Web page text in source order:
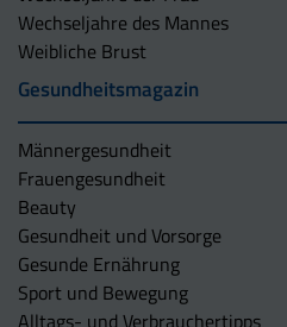
Wechseljahre des Mannes
Weibliche Brust
Gesundheitsmagazin
Männergesundheit
Frauengesundheit
Beauty
Gesundheit und Vorsorge
Gesunde Ernährung
Sport und Bewegung
Alltags- und Verbrauchertipps